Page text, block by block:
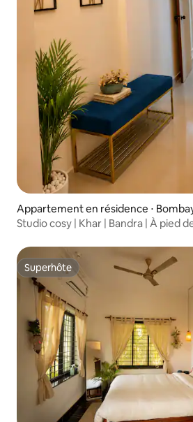
Appartement en résidence ⋅
Studio cosy | Khar | Bandra | À pied
Superhôte
Superhôte